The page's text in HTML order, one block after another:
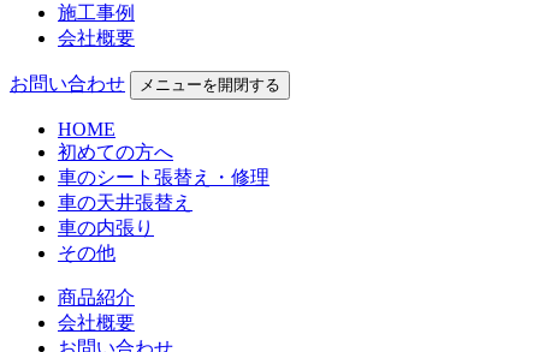
施工事例
会社概要
お問い合わせ メニューを開閉する
HOME
初めての方へ
車のシート張替え・修理
車の天井張替え
車の内張り
その他
商品紹介
会社概要
お問い合わせ